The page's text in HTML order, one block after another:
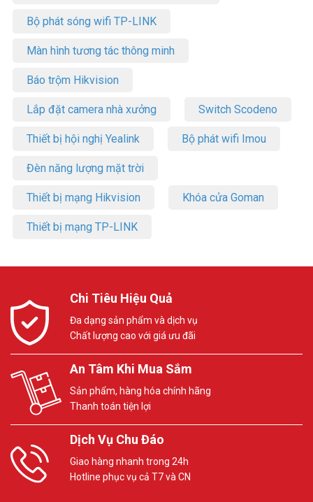
Bộ phát sóng wifi TP-LINK
Màn hình tương tác thông minh
Báo trộm Hikvision
Lắp đặt camera nhà xưởng Switch Scodeno
Thiết bị hội nghị Yealink Bộ phát wifi Imou
Đèn năng lượng mặt trời
Thiết bị mạng Hikvision Khóa cửa Goman
Thiết bị mạng TP-LINK
Chi Tiêu Hiệu Quả
Đa dạng sản phẩm và dịch vụ
Chất lượng cao với giá ưu đãi
An Tâm Khi Mua Sắm
Sản phẩm, hàng hóa chính hãng
Thanh toán tiện lợi
Dịch Vụ Chu Đáo
Giao hàng nhanh trong 24h
Hotline phục vụ cả T7 và CN